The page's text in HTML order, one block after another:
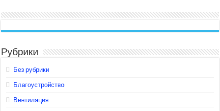
Рубрики
Без рубрики
Благоустройство
Вентиляция